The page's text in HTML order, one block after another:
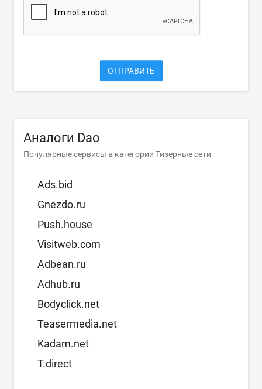
ОТПРАВИТЬ
Аналоги Dao
Популярные сервисы в категории Тизерные сети
Ads.bid
Gnezdo.ru
Push.house
Visitweb.com
Adbean.ru
Adhub.ru
Bodyclick.net
Teasermedia.net
Kadam.net
T.direct